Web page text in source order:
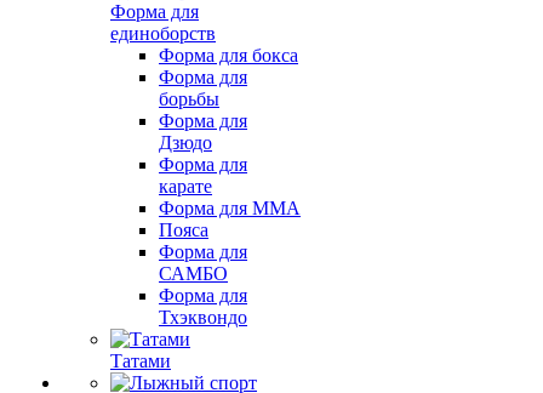
Форма для
единоборств
Форма для бокса
Форма для
борьбы
Форма для
Дзюдо
Форма для
карате
Форма для MMA
Пояса
Форма для
САМБО
Форма для
Тхэквондо
Татами